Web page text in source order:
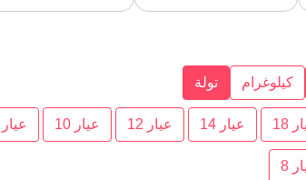
كيلوغرام تولة
18 عيار 14 عيار 12 عيار 10 عيار 9
8